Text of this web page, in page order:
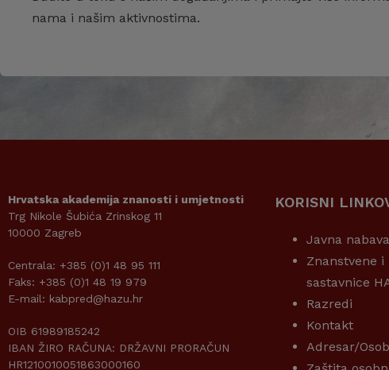
nama i našim aktivnostima.
Hrvatska akademija znanosti i umjetnosti
Trg Nikole Šubića Zrinskog 11
10000 Zagreb
Centrala: +385 (0)1 48 95 111
Faks: +385 (0)1 48 19 979
E-mail: kabpred@hazu.hr
OIB 61989185242
IBAN ŽIRO RAČUNA: DRŽAVNI PRORAČUN
HR1210010051863000160
KORISNI
Javna nabava
Znanstvene
sastavnice
Razredi
Kontakt
Adresar/